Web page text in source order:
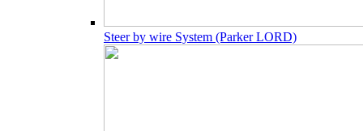
Steer by wire System (Parker LORD)